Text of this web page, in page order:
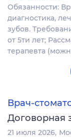
Обязанности:
диагностика,
зубов.
от 5ти лет;
терапевта
Врач-
Договорная
21 июля 2026